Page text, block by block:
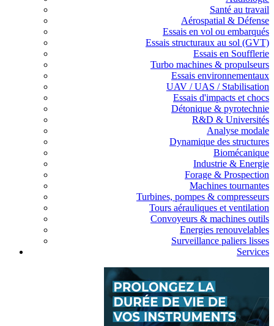
Santé au travail
Aérospatial & Défense
Essais en vol ou embarqués
Essais structuraux au sol (GVT)
Essais en Soufflerie
Turbo machines & propulseurs
Essais environnementaux
UAV / UAS / Stabilisation
Essais d'impacts et chocs
Détonique & pyrotechnie
R&D & Universités
Analyse modale
Dynamique des structures
Biomécanique
Industrie & Energie
Forage & Prospection
Machines tournantes
Turbines, pompes & compresseurs
Tours aérauliques et ventilation
Convoyeurs & machines outils
Energies renouvelables
Surveillance paliers lisses
Services